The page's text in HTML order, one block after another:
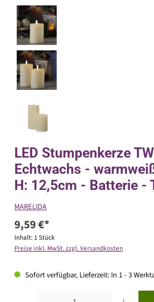
LED Stumpenkerze
Echtwachs -
H: 12,5cm - Batterie -
MARELIDA
9,59 €*
Inhalt: 1 Stück
Preise inkl. MwSt. zzgl. Versandkosten
Sofort verfügbar, Lieferzeit: In 1 - 3